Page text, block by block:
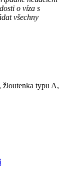
o víza s
všechny
žloutenka typu A,